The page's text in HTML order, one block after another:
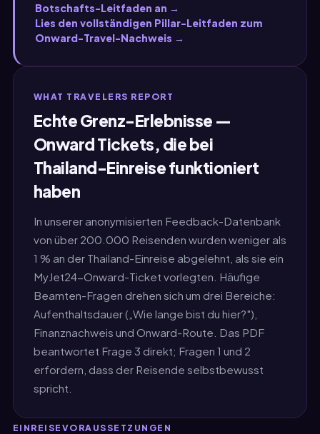
Botschafts-Leitfaden an →
Lies den vollständigen Pillar-Leitfaden zum
Onward-Travel-Nachweis →
WHAT TRAVELERS REPORT
Echte Grenz-Erlebnisse —
Onward Tickets, die bei
Thailand-Einreise funktioniert
haben
In unserer anonymisierten Feedback-Datenbank
von über 200.000 Reisenden wurden weniger als
1 % an der Thailand-Einreise abgelehnt, als sie ein
MyJet24-Onward-Ticket vorlegten. Häufige
Beamten-Fragen drehen sich um drei Bereiche:
Aufenthaltsdauer („Wie lange bist du hier?"),
Finanznachweis und Onward-Route. Das PDF
beantwortet Frage 3 direkt; Fragen 1 und 2
erfordern, dass der Reisende selbstbewusst
spricht.
EINREISEVORAUSSETZUNGEN